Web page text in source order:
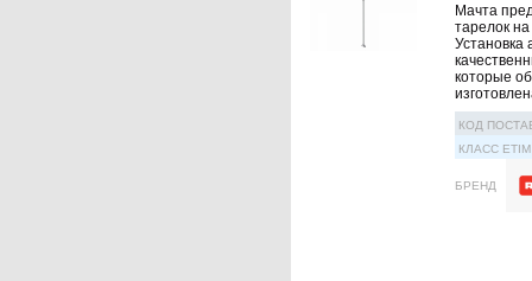
Мачта
тарелок
Установка
которые
КОД
КЛАСС ETIM
БРЕНД